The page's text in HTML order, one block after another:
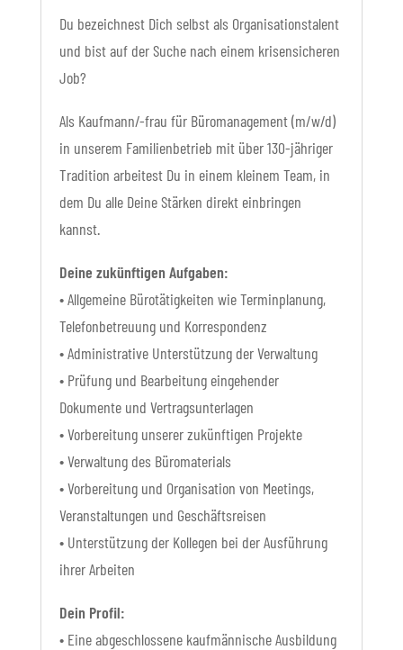
Du bezeichnest Dich selbst als Organisationstalent
und bist auf der Suche nach einem krisen­sicheren
Job?
Als Kaufmann/-frau für Büromanagement (m/w/d)
in unserem Familienbetrieb mit über 130-jähriger
Tradition arbeitest Du in einem kleinem Team, in
dem Du alle Deine Stärken direkt einbringen
kannst.
Deine zukünftigen Aufgaben:
• Allgemeine Bürotätigkeiten wie Terminplanung,
Telefonbetreuung und Korrespondenz
• Administrative Unterstützung der Verwaltung
• Prüfung und Bearbeitung eingehender
Dokumente und Vertragsunterlagen
• Vorbereitung unserer zukünftigen Projekte
• Verwaltung des Büromaterials
• Vorbereitung und Organisation von Meetings,
Veranstaltungen und Geschäftsreisen
• Unterstützung der Kollegen bei der Ausführung
ihrer Arbeiten
Dein Profil:
• Eine abgeschlossene kaufmännische Ausbildung